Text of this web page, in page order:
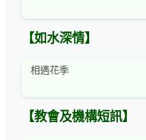
【如水深情】
相遇花季
【教會及機構短訊】